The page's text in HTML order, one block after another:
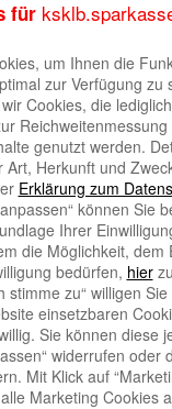
sich viele
Projekte. Das
das Engagement in
für soziale
Teil und Förderer
eingegangen.
und soziale
einfach, online.
für
um Ihnen die
zur Verfügung zu
Cookies, die
genutzt werden.
Art, Herkunft und
Erklärung zum
können Sie
Ihrer
die Möglichkeit, dem
bedürfen, hier
stimme zu“ willigen
einsetzbaren
Sie können diese
widerrufen oder
Mit Klick auf
Marketing Cookies